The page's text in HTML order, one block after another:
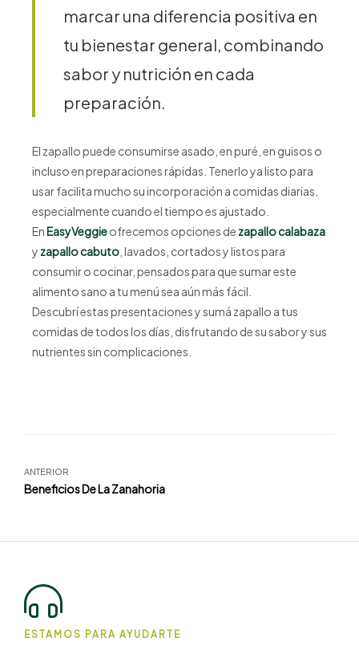
marcar una diferencia positiva en
tu bienestar general, combinando
sabor y nutrición en cada
preparación.
El zapallo puede consumirse asado, en puré, en guisos o
incluso en preparaciones rápidas. Tenerlo ya listo para
usar facilita mucho su incorporación a comidas diarias,
especialmente cuando el tiempo es ajustado.
EnEasyVeggieofrecemos opciones de zapallo calabaza
y zapallo cabuto , lavados, cortados y listos para
consumir o cocinar, pensados para que sumar este
alimento sano a tu menú sea aún más fácil.
Descubrí estas presentaciones y sumá zapallo a tus
comidas de todos los días, disfrutando de su sabor y sus
nutrientes sin complicaciones.
ANTERIOR
Beneficios De La Zanahoria
ESTAMOS PARA AYUDARTE